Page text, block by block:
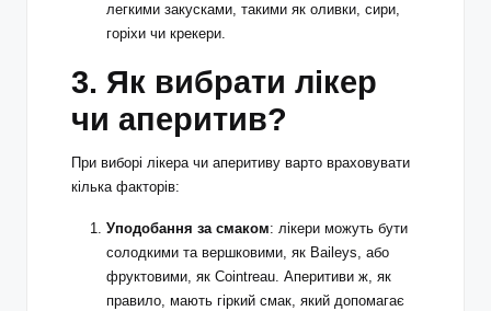
легкими закусками, такими як оливки, сири,
горіхи чи крекери.
3. Як вибрати лікер
чи аперитив?
При виборі лікера чи аперитиву варто враховувати
кілька факторів:
Уподобання за смаком: лікери можуть бути
солодкими та вершковими, як Baileys, або
фруктовими, як Cointreau. Аперитиви ж, як
правило, мають гіркий смак, який допомагає